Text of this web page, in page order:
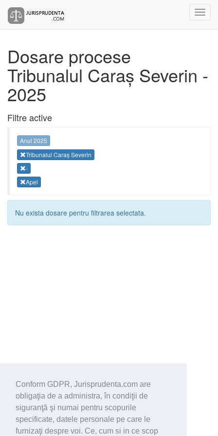
Conform GDPR, Jurisprudenta.com are
obligaţia de a administra, în condiţii de
siguranţă şi numai pentru scopurile
specificate, datele personale pe care le
furnizaţi despre voi. Ce, cum si in ce scop
Dosare procese
Tribunalul Caraș Severin -
2025
Filtre active
Anul 2025
Tribunalul Caraș Severin
-
Apel
Nu exista dosare pentru filtrarea selectata.